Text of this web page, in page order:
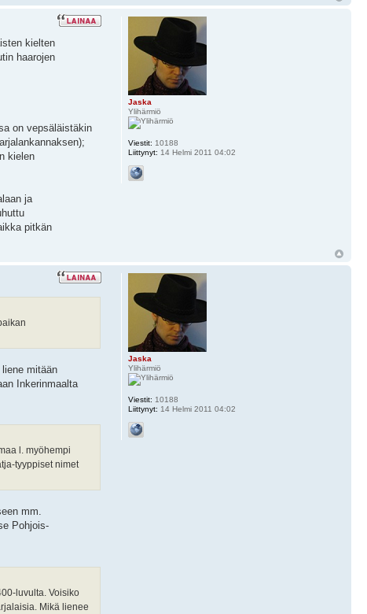
kielten
haarojen
on vepsäläistäkin
kielen
ja
pitkän
Jaska
Ylihärmiö
Viestit: 10188
Liittynyt: 14 Helmi 2011 04:02
mitään
Inkerinmaalta
l. myöhempi
tyyppiset nimet
mm.
Pohjois-
luvulta. Voisiko
Mikä lienee
Jaska
Ylihärmiö
Viestit: 10188
Liittynyt: 14 Helmi 2011 04:02